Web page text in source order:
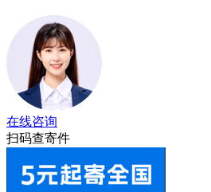
在线咨询
扫码查寄件